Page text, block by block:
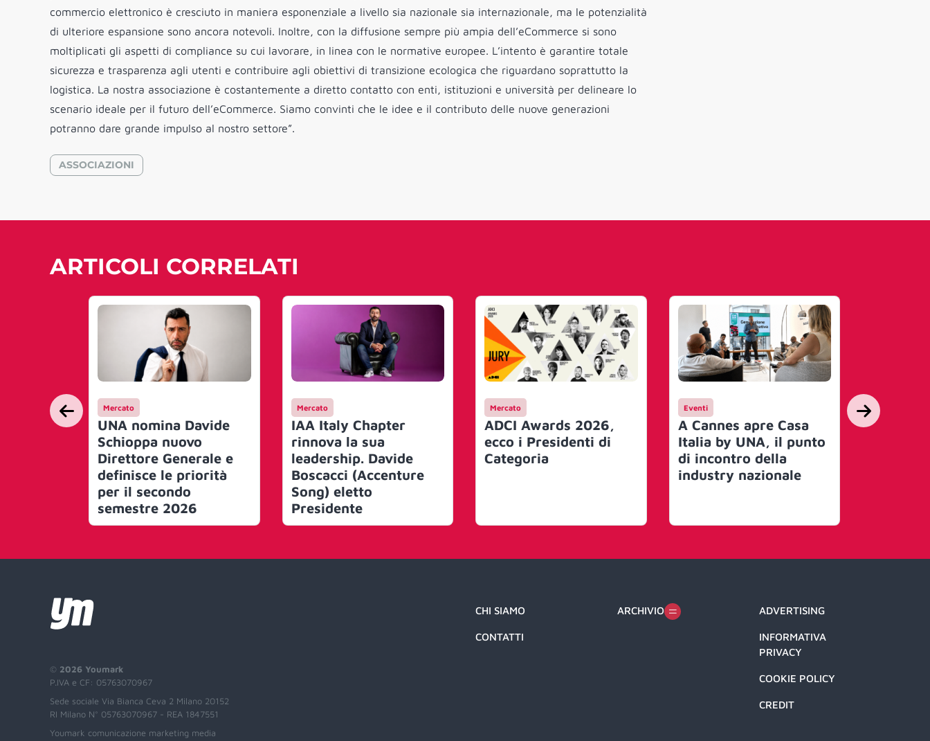
commercio elettronico è cresciuto in maniera esponenziale a livello sia nazionale sia internazionale, ma le potenzialità
di ulteriore espansione sono ancora notevoli. Inoltre, con la diffusione sempre più ampia dell’eCommerce si sono
moltiplicati gli aspetti di compliance su cui lavorare, in linea con le normative europee. L’intento è garantire totale
sicurezza e trasparenza agli utenti e contribuire agli obiettivi di transizione ecologica che riguardano soprattutto la
logistica. La nostra associazione è costantemente a diretto contatto con enti, istituzioni e università per delineare lo
scenario ideale per il futuro dell’eCommerce. Siamo convinti che le idee e il contributo delle nuove generazioni
potranno dare grande impulso al nostro settore”.
ASSOCIAZIONI
ARTICOLI CORRELATI
Mercato
UNA nomina Davide
Schioppa nuovo
Direttore Generale e
definisce le priorità
per il secondo
semestre 2026
Mercato
IAA Italy Chapter
rinnova la sua
leadership. Davide
Boscacci (Accenture
Song) eletto
Presidente
Mercato
ADCI Awards 2026,
ecco i Presidenti di
Categoria
Eventi
A Cannes apre Casa
Italia by UNA, il punto
di incontro della
industry nazionale
Mercato
Thèra
© 2026 Youmark
P.IVA e CF: 05763070967
Sede sociale Via Bianca Ceva 2 Milano 20152
RI Milano N° 05763070967 - REA 1847551
Youmark comunicazione marketing media
CHI SIAMO
CONTATTI
ARCHIVIO ADVERTISING
INFORMATIVA
PRIVACY
COOKIE POLICY
CREDIT